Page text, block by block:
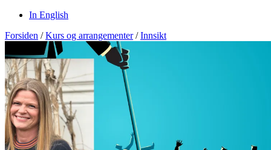
In English
Forsiden / Kurs og arrangementer / Innsikt